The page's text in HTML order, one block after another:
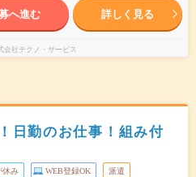
へ進む 詳しく見る
会社テクノ・サービス
日勤のお仕事！組み付
休み WEB登録OK 派遣